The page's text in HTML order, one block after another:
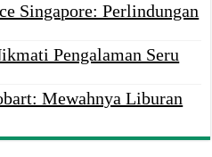
Singapore: Perlindungan
Pengalaman Seru
Mewahnya Liburan